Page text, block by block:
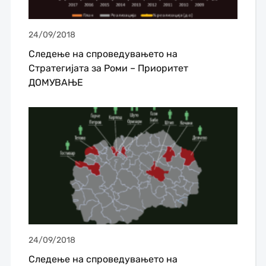
24/09/2018
Следење на спроведувањето на
Стратегијата за Роми – Приоритет
ДОМУВАЊЕ
24/09/2018
Следење на спроведувањето на